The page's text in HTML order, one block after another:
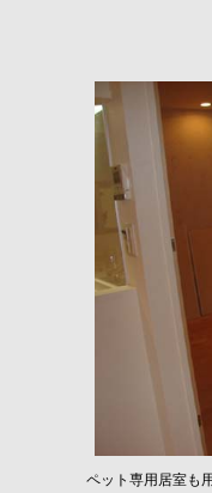
ペット専用居室も